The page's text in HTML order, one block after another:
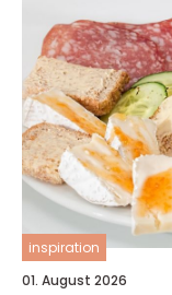
inspiration
01. August 2026